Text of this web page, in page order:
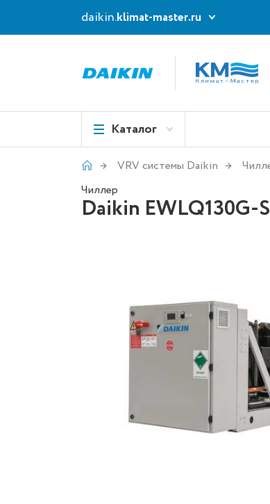
daikin.klimat-master.ru
Каталог
VRV системы Daikin
Чиллер
Daikin EWLQ130G-